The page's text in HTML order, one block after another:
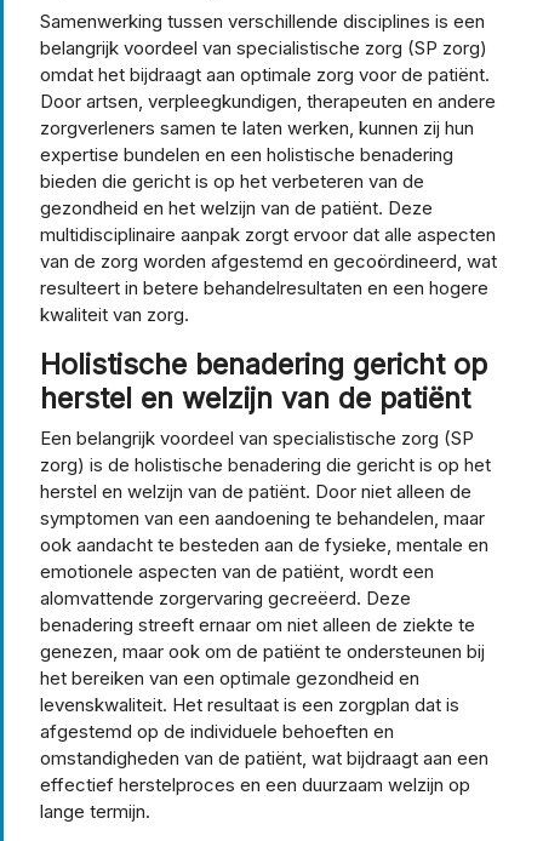
Samenwerking tussen verschillende disciplines is een
belangrijk voordeel van specialistische zorg (SP zorg)
omdat het bijdraagt aan optimale zorg voor de patiënt.
Door artsen, verpleegkundigen, therapeuten en andere
zorgverleners samen te laten werken, kunnen zij hun
expertise bundelen en een holistische benadering
bieden die gericht is op het verbeteren van de
gezondheid en het welzijn van de patiënt. Deze
multidisciplinaire aanpak zorgt ervoor dat alle aspecten
van de zorg worden afgestemd en gecoördineerd, wat
resulteert in betere behandelresultaten en een hogere
kwaliteit van zorg.
Holistische benadering gericht op
herstel en welzijn van de patiënt
Een belangrijk voordeel van specialistische zorg (SP
zorg) is de holistische benadering die gericht is op het
herstel en welzijn van de patiënt. Door niet alleen de
symptomen van een aandoening te behandelen, maar
ook aandacht te besteden aan de fysieke, mentale en
emotionele aspecten van de patiënt, wordt een
alomvattende zorgervaring gecreëerd. Deze
benadering streeft ernaar om niet alleen de ziekte te
genezen, maar ook om de patiënt te ondersteunen bij
het bereiken van een optimale gezondheid en
levenskwaliteit. Het resultaat is een zorgplan dat is
afgestemd op de individuele behoeften en
omstandigheden van de patiënt, wat bijdraagt aan een
effectief herstelproces en een duurzaam welzijn op
lange termijn.